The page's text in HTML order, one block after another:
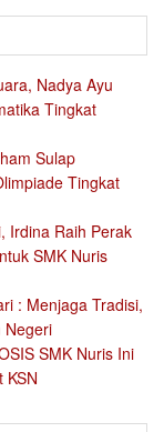
Nadya Ayu
Tingkat
Sulap
Tingkat
Irdina Raih Perak
SMK Nuris
: Menjaga Tradisi,
Negeri
SMK Nuris Ini
KSN